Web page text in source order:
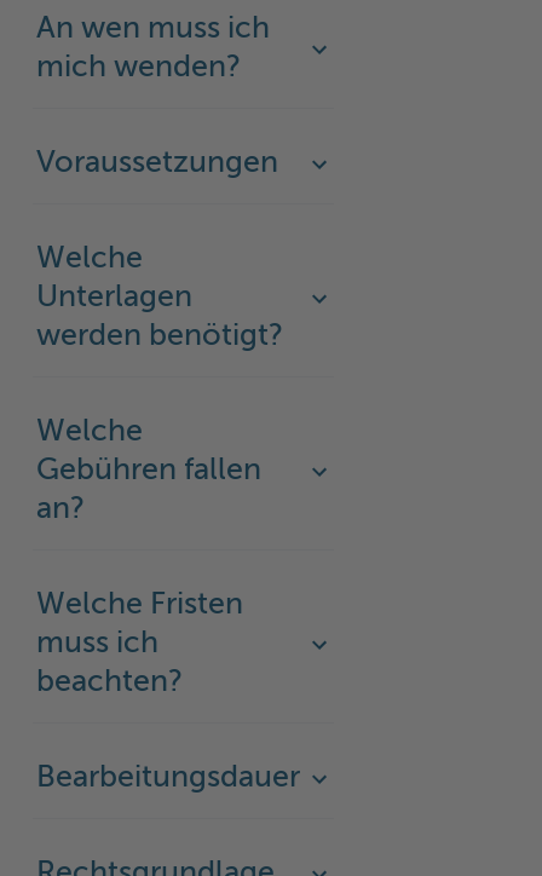
An wen muss ich
mich wenden?
Voraussetzungen
Welche
Unterlagen
werden benötigt?
Welche
Gebühren fallen
an?
Welche Fristen
muss ich
beachten?
Bearbeitungsdauer